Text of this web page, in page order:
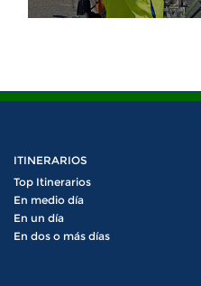
ITINERARIOS
Top Itinerarios
En medio día
En un día
En dos o más días